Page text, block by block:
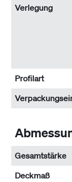
Verlegung
Profilart
Gesamtstärke
Deckmaß